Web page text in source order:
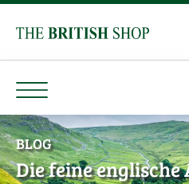
BLOG
Die feine